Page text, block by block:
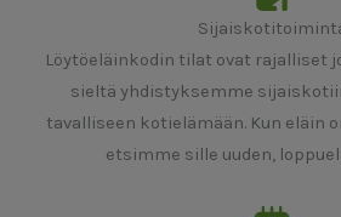
Löytöeläinkodin tilat ovat rajalliset
sieltä yhdistyksemme
tavalliseen kotielämään. Kun eläin
etsimme sille uuden,